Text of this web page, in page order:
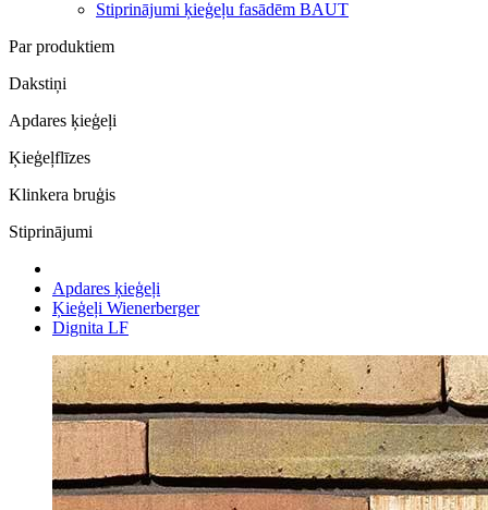
Stiprinājumi ķieģeļu fasādēm BAUT
Par produktiem
Dakstiņi
Apdares ķieģeļi
Ķieģeļflīzes
Klinkera bruģis
Stiprinājumi
Apdares ķieģeļi
Ķieģeļi Wienerberger
Dignita LF